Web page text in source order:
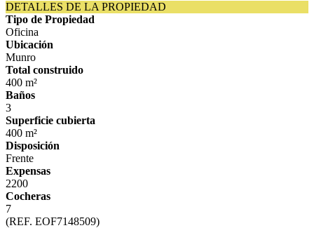
DETALLES DE LA PROPIEDAD
Tipo de Propiedad
Oficina
Ubicación
Munro
Total construido
400 m²
Baños
3
Superficie cubierta
400 m²
Disposición
Frente
Expensas
2200
Cocheras
7
(REF. EOF7148509)